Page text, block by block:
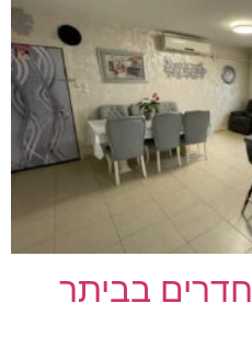
למכירה דירת 5 חדרים בביתר